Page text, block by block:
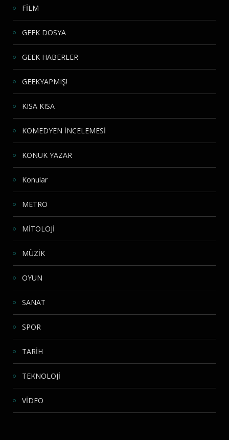
FİLM
GEEK DOSYA
GEEK HABERLER
GEEKYAPMIŞ!
KISA KISA
KOMEDYEN İNCELEMESİ
KONUK YAZAR
Konular
METRO
MİTOLOJİ
MÜZİK
OYUN
SANAT
SPOR
TARİH
TEKNOLOJİ
VİDEO